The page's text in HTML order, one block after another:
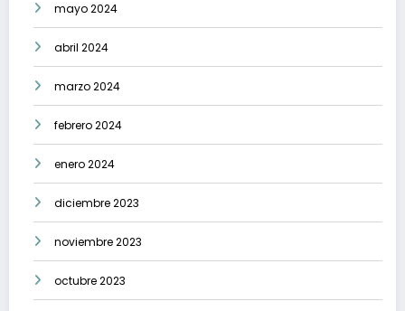
mayo 2024
abril 2024
marzo 2024
febrero 2024
enero 2024
diciembre 2023
noviembre 2023
octubre 2023